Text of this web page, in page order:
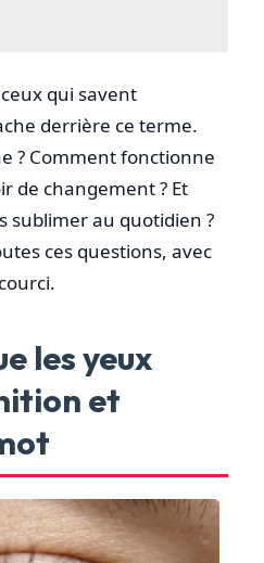
qui savent
derrière ce terme.
? Comment fonctionne
de changement ? Et
sublimer au quotidien ?
ces questions, avec
les yeux
et